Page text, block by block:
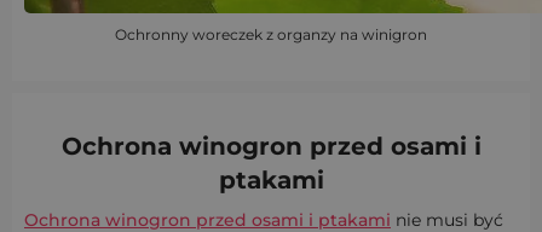
Ochronny woreczek z organzy na winigron
Ochrona winogron przed osami i
ptakami
Ochrona winogron przed osami i ptakami nie musi być